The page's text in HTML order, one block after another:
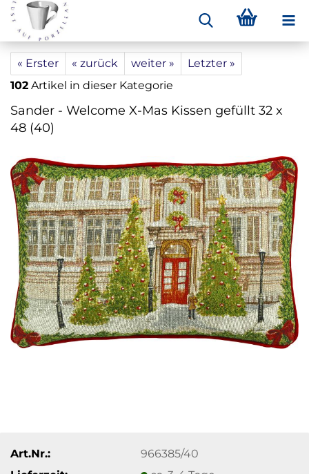
« Erster « zurück weiter »
Letzter »
102 Artikel in dieser Kategorie
Sander - Welcome X-Mas Kissen gefüllt 32 x
48 (40)
Art.Nr.:
966385/40